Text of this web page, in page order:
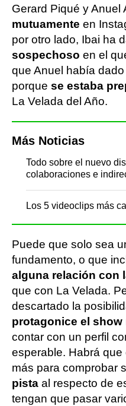
Gerard Piqué y Anuel
mutuamente en
por otro lado, Ibai ha
sospechoso en el
que Anuel había
porque se estaba
La Velada del Año.
Más Noticias
Todo sobre el nuevo
colaboraciones e
Los 5 videoclips más
Puede que solo sea
fundamento, o que
alguna relación con
que con La Velada.
descartado la
protagonice el show
contar con un perfil
esperable. Habrá
más para comprobar
pista al respecto de
tengan que pasar